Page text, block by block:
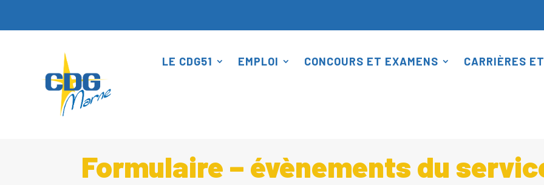
LE CDG51 EMPLOI CONCOURS ET EXAMENS CARRIÈRES
Formulaire – évènements du